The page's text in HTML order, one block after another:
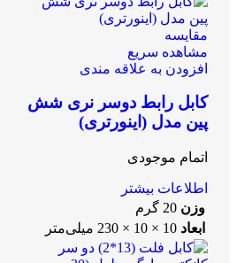
مقایسه
مشاهده سریع
افزودن به علاقه مندی
کابل رابط دوسر نری شش
پین مدل (اینورتری)
اتمام موجودی
اطلاعات بیشتر
وزن 20 گرم
ابعاد 10 × 10 × 230 میلی‌متر